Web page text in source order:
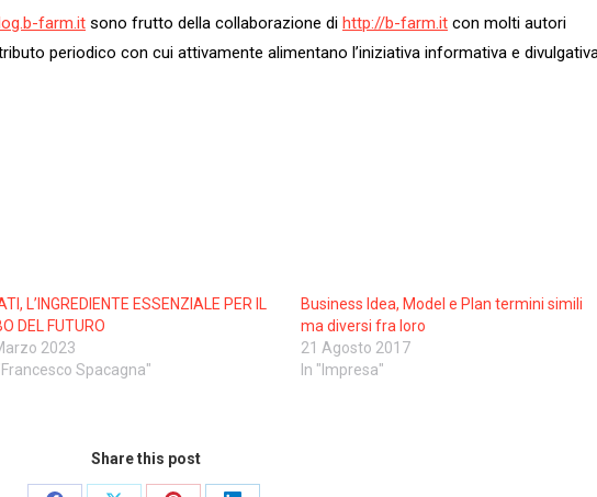
farm.it sono frutto della collaborazione di http://b-farm.it con molti autori
periodico con cui attivamente alimentano l’iniziativa informativa e
L’INGREDIENTE ESSENZIALE PER IL
DEL FUTURO
2023
Spacagna"
Business Idea, Model e Plan termini simili
ma diversi fra loro
21 Agosto 2017
In "Impresa"
Share this post